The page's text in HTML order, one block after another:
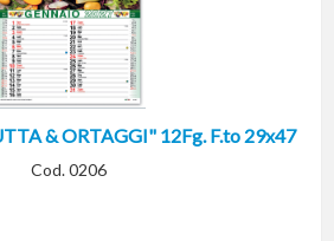
& ORTAGGI" 12Fg. F.to 29x47
Cod. 0206